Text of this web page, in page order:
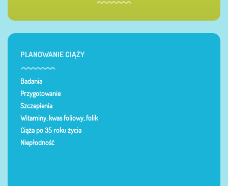
PLANOWANIE CIĄŻY
Badania
Przygotowanie
Szczepienia
Witaminy, kwas foliowy, folik
Ciąża po 35 roku życia
Niepłodność